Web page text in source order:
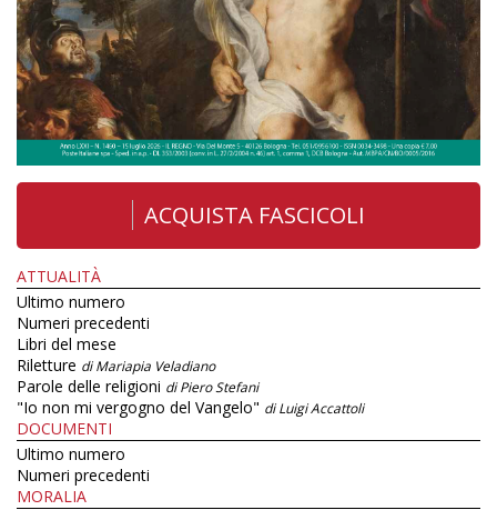
ACQUISTA FASCICOLI
ATTUALITÀ
Ultimo numero
Numeri precedenti
Libri del mese
Riletture di Mariapia Veladiano
Parole delle religioni di Piero Stefani
"Io non mi vergogno del Vangelo" di Luigi Accattoli
DOCUMENTI
Ultimo numero
Numeri precedenti
MORALIA